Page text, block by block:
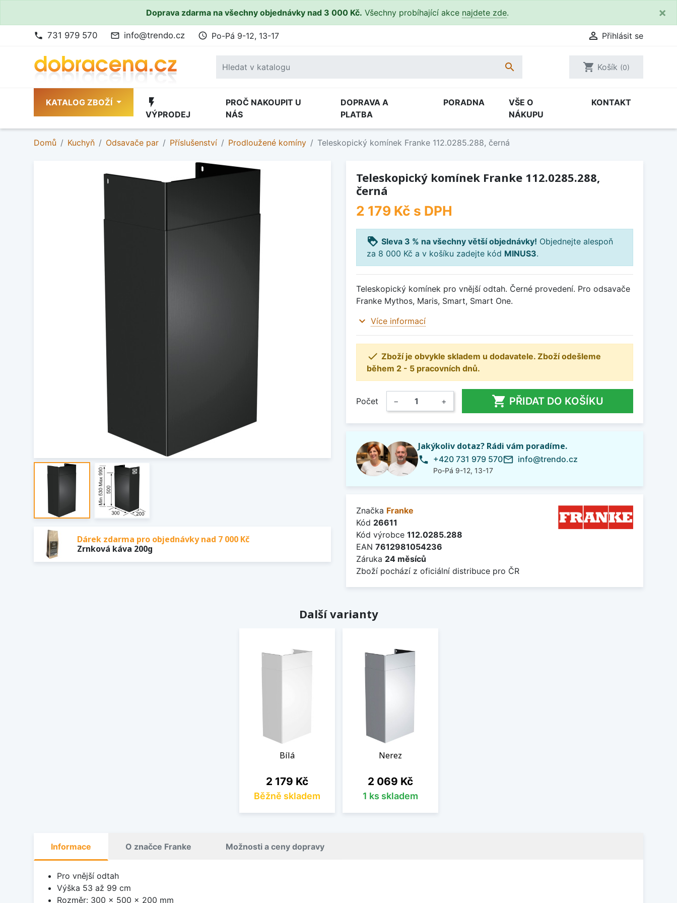
Doprava zdarma na všechny objednávky nad 3 000 Kč. Všechny probíhající akce najdete zde. ×
phone 731 979 570 mail_outline info@trendo.cz access_time Po-Pá 9-12, 13-17  Přihlásit se
 shopping_cart Košík (0)
KATALOG ZBOŽÍ flash_on
VÝPRODEJ
PROČ NAKOUPIT U
NÁS
DOPRAVA A
PLATBA
PORADNA
VŠE O
NÁKUPU
KONTAKT
Domů Kuchyň Odsavače par Příslušenství Prodloužené komíny Teleskopický komínek Franke 112.0285.288, černá
Dárek zdarma pro objednávky nad 7 000 Kč
Zrnková káva 200g
Teleskopický komínek Franke 112.0285.288,
černá
2 179 Kč s DPH
loyalty Sleva 3 % na všechny větší objednávky! Objednejte alespoň
za 8 000 Kč a v košíku zadejte kód MINUS3.
Teleskopický komínek pro vnější odtah. Černé provedení. Pro odsavače
Franke Mythos, Maris, Smart, Smart One.
expand_more Více informací
 Zboží je obvykle skladem u dodavatele. Zboží odešleme
během 2 - 5 pracovních dnů.
Počet − +  PŘIDAT DO KOŠÍKU
Jakýkoliv dotaz? Rádi vám poradíme.
phone +420 731 979 570
Po-Pá 9-12, 13-17
mail_outline info@trendo.cz
Značka Franke
Kód 26611
Kód výrobce 112.0285.288
EAN 7612981054236
Záruka 24 měsíců
Zboží pochází z oficiální distribuce pro ČR
Další varianty
Bílá
Cena
2 179 Kč
Běžně skladem
Nerez
Cena
2 069 Kč
1 ks skladem
Informace O značce Franke Možnosti a ceny dopravy
Pro vnější odtah
Výška 53 až 99 cm
Rozměr: 300 x 500 x 200 mm